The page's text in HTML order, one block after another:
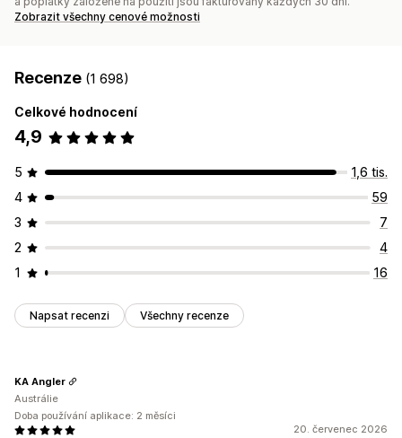
Zobrazit všechny cenové možnosti
Recenze (1 698)
Celkové hodnocení
4,9
5
1,6 tis.
4
59
3
7
2
4
1
16
Napsat recenzi Všechny recenze
20. červenec 2026
KA Angler
Austrálie
Doba používání aplikace: 2 měsíci